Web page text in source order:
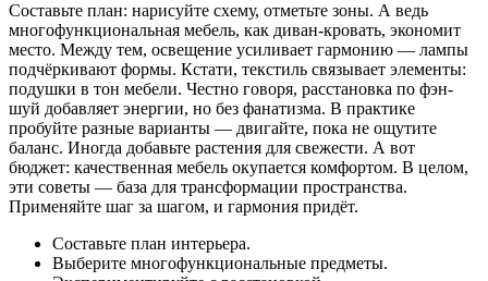
Составьте план: нарисуйте схему, отметьте зоны. А ведь
многофункциональная мебель, как диван-кровать, экономит
место. Между тем, освещение усиливает гармонию — лампы
подчёркивают формы. Кстати, текстиль связывает элементы:
подушки в тон мебели. Честно говоря, расстановка по фэн-
шуй добавляет энергии, но без фанатизма. В практике
пробуйте разные варианты — двигайте, пока не ощутите
баланс. Иногда добавьте растения для свежести. А вот
бюджет: качественная мебель окупается комфортом. В целом,
эти советы — база для трансформации пространства.
Применяйте шаг за шагом, и гармония придёт.
Составьте план интерьера.
Выберите многофункциональные предметы.